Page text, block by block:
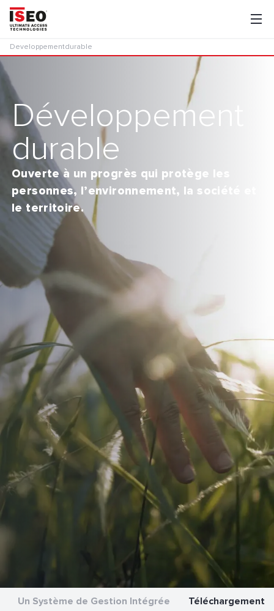
Developpementdurable
Développement
durable
Ouverte à un progrès qui protège les
personnes, l’environnement, la société et
le territoire.
Un Système de Gestion Intégrée Téléchargement